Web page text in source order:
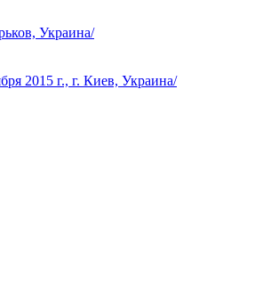
Украина/
г., г. Киев, Украина/